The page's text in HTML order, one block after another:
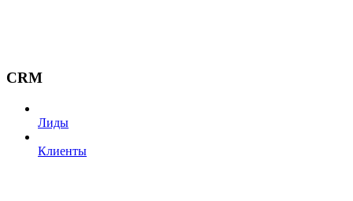
CRM
Лиды
Клиенты